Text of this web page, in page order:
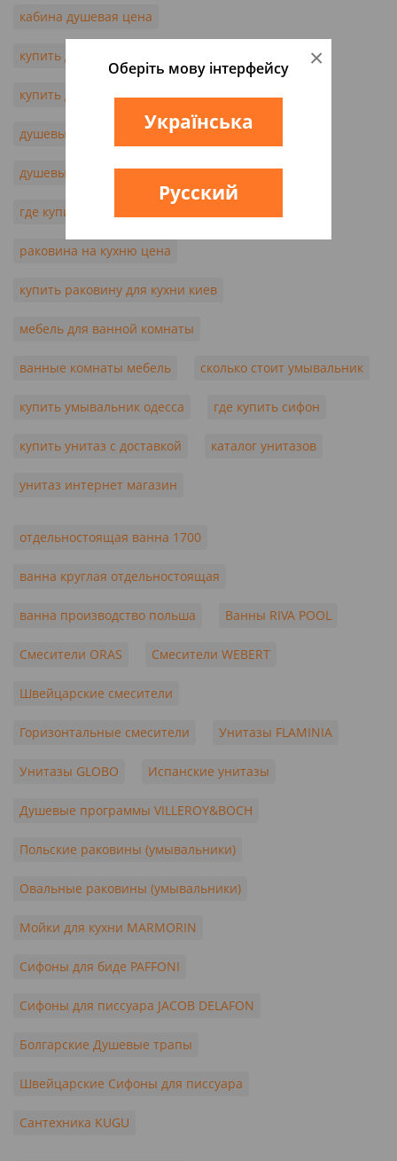
кабина душевая цена
купить душевую кабину в украине
купить душевую кабину в одессе
душевые кабины цены киев
душевые кабины купить через интернет
где купить кухонную мойку
раковина на кухню цена
купить раковину для кухни киев
мебель для ванной комнаты
ванные комнаты мебель сколько стоит умывальник
купить умывальник одесса где купить сифон
купить унитаз с доставкой каталог унитазов
унитаз интернет магазин
отдельностоящая ванна 1700
ванна круглая отдельностоящая
ванна производство польша Ванны RIVA POOL
Смесители ORAS Смесители WEBERT
Швейцарские смесители
Горизонтальные смесители Унитазы FLAMINIA
Унитазы GLOBO Испанские унитазы
Душевые программы VILLEROY&BOCH
Польские раковины (умывальники)
Овальные раковины (умывальники)
Мойки для кухни MARMORIN
Сифоны для биде PAFFONI
Сифоны для писсуара JACOB DELAFON
Болгарские Душевые трапы
Швейцарские Сифоны для писсуара
Сантехника KUGU
×
Оберіть мову інтерфейсу
Українська
Русский